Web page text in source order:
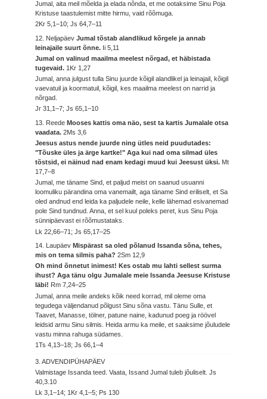
Jumal, aita meil mõelda ja elada nõnda, et me ootaksime Sinu Poja
Kristuse taastulemist mitte hirmu, vaid rõõmuga.
2Kr 5,1–10; Js 64,7–11
12. NeljapäevJumal tõstab alandlikud kõrgele ja annab
leinajaile suurt õnne. Ii 5,11
Jumal on valinud maailma meelest nõrgad, et häbistada
tugevaid. 1Kr 1,27
Jumal, anna julgust tulla Sinu juurde kõigil alandlikel ja leinajail, kõigil
vaevatuil ja koormatuil, kõigil, kes maailma meelest on narrid ja
nõrgad.
Jr 31,1–7; Js 65,1–10
13. ReedeMooses kattis oma näo, sest ta kartis Jumalale otsa
vaadata.2Ms 3,6
Jeesus astus nende juurde ning ütles neid puudutades:
"Tõuske üles ja ärge kartke!" Aga kui nad oma silmad üles
tõstsid, ei näinud nad enam kedagi muud kui Jeesust üksi. Mt
17,7–8
Jumal, me täname Sind, et paljud meist on saanud usuanni
loomuliku pärandina oma vanemailt, aga täname Sind eriliselt, et Sa
oled andnud end leida ka paljudele neile, kelle lähemad esivanemad
pole Sind tundnud. Anna, et sel kuul poleks peret, kus Sinu Poja
sünnipäevast ei rõõmustataks.
Lk 22,66–71; Js 65,17–25
14. Laupäev Mispärast sa oled põlanud Issanda sõna, tehes,
mis on tema silmis paha?2Sm 12,9
Oh mind õnnetut inimest! Kes ostab mu lahti sellest surma
ihust? Aga tänu olgu Jumalale meie Issanda Jeesuse Kristuse
läbi! Rm 7,24–25
Jumal, anna meile andeks kõik need korrad, mil oleme oma
tegudega väljendanud põlgust Sinu sõna vastu. Tänu Sulle, et
Taavet, Manasse, tölner, patune naine, kadunud poeg ja röövel
leidsid armu Sinu silmis. Heida armu ka meile, et saaksime jõuludele
vastu minna rahuga südames.
1Ts 4,13–18; Js 66,1–4
3. ADVENDIPÜHAPÄEV
Valmistage Issanda teed. Vaata, Issand Jumal tuleb jõuliselt.Js
40,3.10
Lk 3,1–14; 1Kr 4,1–5; Ps 130